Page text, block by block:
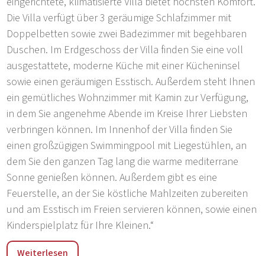
Die Villa verfügt über 3 geräumige Schlafzimmer mit
Doppelbetten sowie zwei Badezimmer mit begehbaren
Duschen. Im Erdgeschoss der Villa finden Sie eine voll
ausgestattete, moderne Küche mit einer Kücheninsel
sowie einen geräumigen Esstisch. Außerdem steht Ihnen
ein gemütliches Wohnzimmer mit Kamin zur Verfügung,
in dem Sie angenehme Abende im Kreise Ihrer Liebsten
verbringen können. Im Innenhof der Villa finden Sie
einen großzügigen Swimmingpool mit Liegestühlen, an
dem Sie den ganzen Tag lang die warme mediterrane
Sonne genießen können. Außerdem gibt es eine
Feuerstelle, an der Sie köstliche Mahlzeiten zubereiten
und am Esstisch im Freien servieren können, sowie einen
Kinderspielplatz für Ihre Kleinen.“
„Die Villa liegt in Marčana, mitten im Grünen im Süden
Weiterlesen